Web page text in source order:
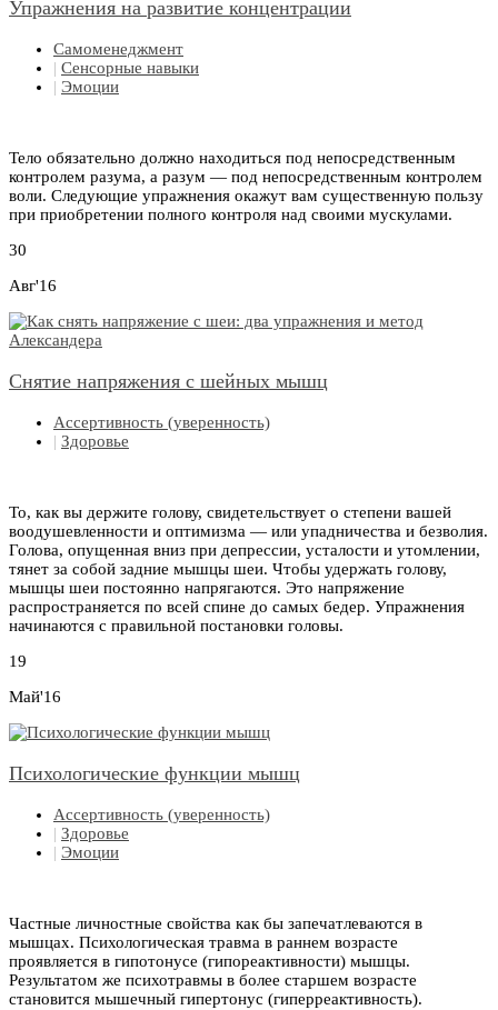
Упражнения на развитие концентрации
Самоменеджмент
| Сенсорные навыки
| Эмоции
Тело обязательно должно находиться под непосредственным
контролем разума, а разум — под непосредственным контролем
воли. Следующие упражнения окажут вам существенную пользу
при приобретении полного контроля над своими мускулами.
30
Авг'16
Снятие напряжения с шейных мышц
Ассертивность (уверенность)
| Здоровье
То, как вы держите голову, свидетельствует о степени вашей
воодушевленности и оптимизма — или упадничества и безволия.
Голова, опущенная вниз при депрессии, усталости и утомлении,
тянет за собой задние мышцы шеи. Чтобы удержать голову,
мышцы шеи постоянно напрягаются. Это напряжение
распространяется по всей спине до самых бедер. Упражнения
начинаются с правильной постановки головы.
19
Май'16
Психологические функции мышц
Ассертивность (уверенность)
| Здоровье
| Эмоции
Частные личностные свойства как бы запечатлеваются в
мышцах. Психологическая травма в раннем возрасте
проявляется в гипотонусе (гипореактивности) мышцы.
Результатом же психотравмы в более старшем возрасте
становится мышечный гипертонус (гиперреактивность).